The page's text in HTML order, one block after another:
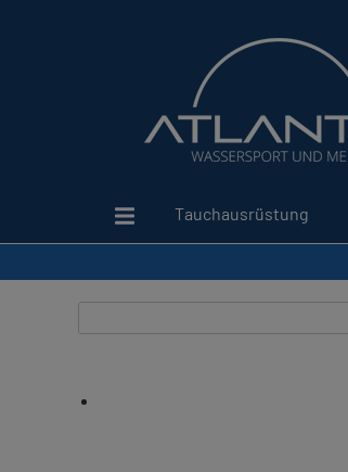
Tauchausrüstung